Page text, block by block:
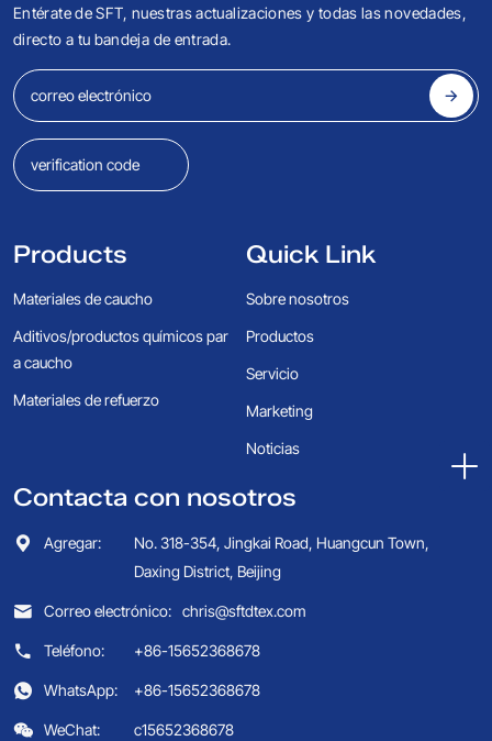
Entérate de SFT, nuestras actualizaciones y todas las novedades,
directo a tu bandeja de entrada.
Products
Materiales de caucho
Aditivos/productos químicos par
a caucho
Materiales de refuerzo
Quick Link
Sobre nosotros
Productos
Servicio
Marketing
Noticias
Contacta con nosotros
Agregar:
No. 318-354, Jingkai Road, Huangcun Town,
Daxing District, Beijing
Correo electrónico: chris@sftdtex.com
Teléfono:
+86-15652368678
WhatsApp:
+86-15652368678
WeChat:
c15652368678